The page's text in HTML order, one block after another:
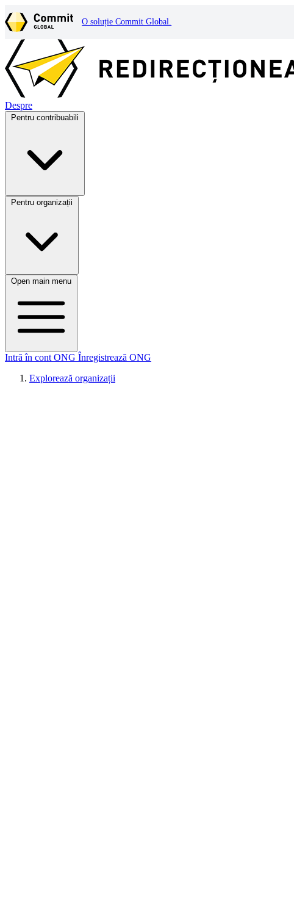
O soluție Commit Global.
Despre
Pentru contribuabili
Pentru organizații
Open main menu
Intră în cont ONG Înregistrează ONG
Explorează organizații